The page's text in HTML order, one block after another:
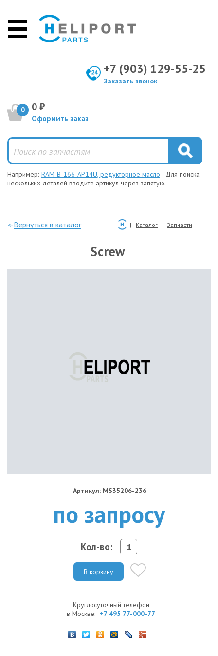
+7 (903) 129-55-25
Заказать звонок
0 0 ₽
Оформить заказ
Например: RAM-B-166-AP14U, редукторное масло . Для поиска
нескольких деталей вводите артикул через запятую.
—Вернуться в каталог Каталог Запчасти
Screw
Артикул: MS35206-236
по запросу
Кол-во:
В корзину
Круглосуточный телефон
в Москве: +7 495 77-000-77